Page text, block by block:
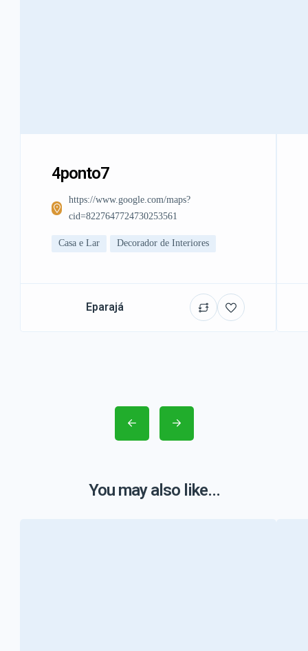
4ponto7
https://www.google.com/maps?
cid=8227647724730253561
Casa e Lar Decorador de Interiores
Eparajá
You may also like...